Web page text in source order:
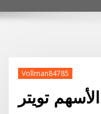
Vollman84785
تويتر